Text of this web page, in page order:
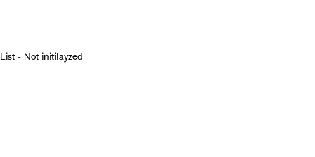
List - Not initilayzed